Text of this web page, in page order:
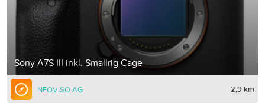
Sony A7S III inkl. Smallrig Cage
NEOVISO AG 2,9 km